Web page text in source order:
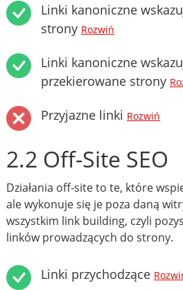
Linki kanoniczne
strony Rozwiń
Linki kanoniczne
przekierowane strony
Przyjazne linki Rozwiń
2.2 Off-Site SEO
Działania off-site to te, które
ale wykonuje się je poza daną
wszystkim link building, czyli
linków prowadzących do strony.
Linki przychodzące